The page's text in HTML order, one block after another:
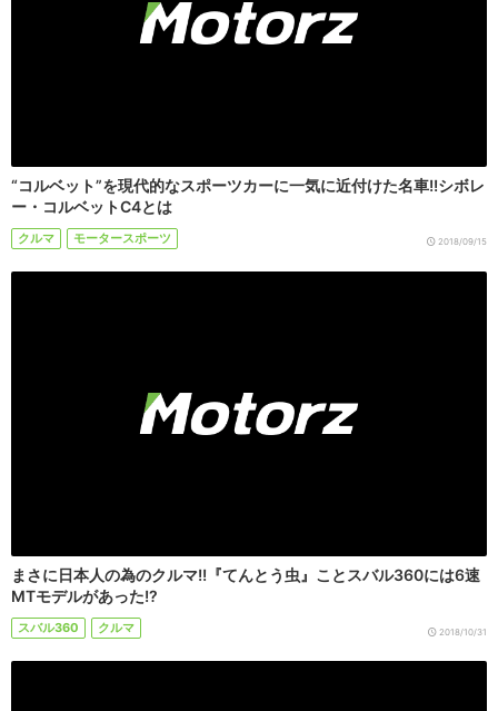
“コルベット”を現代的なスポーツカーに一気に近付けた名車!!シボレ
ー・コルベットC4とは
クルマ モータースポーツ 2018/09/15
まさに日本人の為のクルマ!!『てんとう虫』ことスバル360には6速
MTモデルがあった!?
スバル360 クルマ 2018/10/31